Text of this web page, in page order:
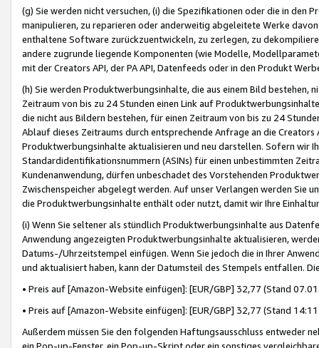
(g) Sie werden nicht versuchen, (i) die Spezifikationen oder die in
manipulieren, zu reparieren oder anderweitig abgeleitete Werke
enthaltene Software zurückzuentwickeln, zu zerlegen, zu
andere zugrunde liegende Komponenten (wie Modelle,
mit der Creators API, der PA API, Datenfeeds oder in den Produkt
(h) Sie werden Produktwerbungsinhalte, die aus einem Bild bestehen,
Zeitraum von bis zu 24 Stunden einen Link auf
die nicht aus Bildern bestehen, für einen Zeitraum von bis zu 24
Ablauf dieses Zeitraums durch entsprechende Anfrage an die
Produktwerbungsinhalte aktualisieren und neu darstellen. Sofern wir
Standardidentifikationsnummern (ASINs) für einen unbestimmten
Kundenanwendung, dürfen unbeschadet des Vorstehenden
Zwischenspeicher abgelegt werden. Auf unser Verlangen werden Sie
die Produktwerbungsinhalte enthält oder nutzt, damit wir Ihre
(i) Wenn Sie seltener als stündlich Produktwerbungsinhalte aus
Anwendung angezeigten Produktwerbungsinhalte aktualisieren,
Datums-/Uhrzeitstempel einfügen. Wenn Sie jedoch die in Ihrer
und aktualisiert haben, kann der Datumsteil des Stempels entfallen.
• Preis auf [Amazon-Website einfügen]: [EUR/GBP] 32,77 (Stand
• Preis auf [Amazon-Website einfügen]: [EUR/GBP] 32,77 (Stand
Außerdem müssen Sie den folgenden Haftungsausschluss entweder
ein Pop-up-Fenster, ein Pop-up-Skript oder ein sonstiges